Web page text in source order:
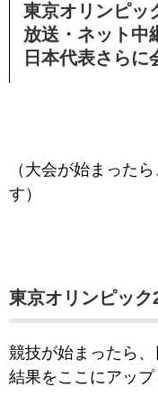
東京オリンピッ
放送・ネット中
日本代表さらに
（大会が始まった
す）
東京オリンピック
競技が始まったら
結果をここにアップ